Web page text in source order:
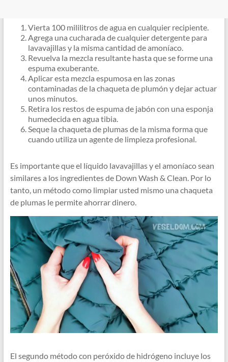
Vierta 100 mililitros de agua en cualquier recipiente.
Agrega una cucharada de cualquier detergente para
lavavajillas y la misma cantidad de amoníaco.
Revuelva la mezcla resultante hasta que se forme una
espuma exuberante.
Aplicar esta mezcla espumosa en las zonas
contaminadas de la chaqueta de plumón y dejar actuar
unos minutos.
Retira los restos de espuma de jabón con una esponja
humedecida en agua tibia.
Seque la chaqueta de plumas de la misma forma que
cuando utiliza un agente de limpieza profesional.
Es importante que el líquido lavavajillas y el amoníaco sean
similares a los ingredientes de Down Wash & Clean. Por lo
tanto, un método como limpiar usted mismo una chaqueta
de plumas le permite ahorrar dinero.
El segundo método con peróxido de hidrógeno incluye los